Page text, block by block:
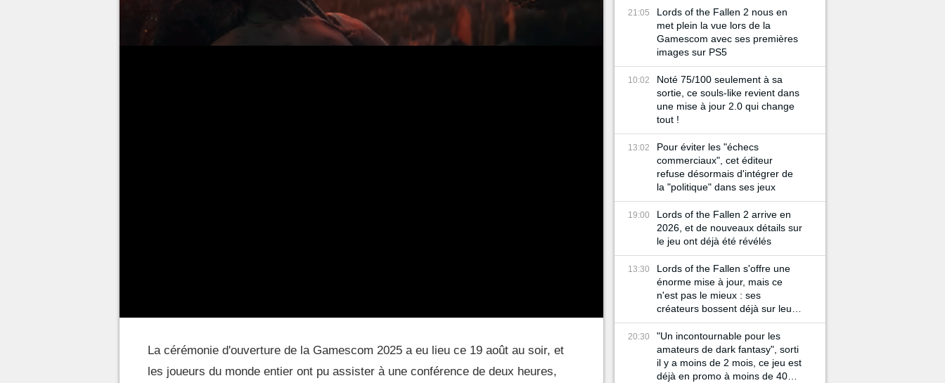
La cérémonie d'ouverture de la Gamescom 2025 a eu lieu ce 19 août au soir, et
les joueurs du monde entier ont pu assister à une conférence de deux heures,
21:05
Lords of the Fallen 2 nous en
met plein la vue lors de la
Gamescom avec ses premières
images sur PS5
10:02
Noté 75/100 seulement à sa
sortie, ce souls-like revient dans
une mise à jour 2.0 qui change
tout !
13:02
Pour éviter les "échecs
commerciaux", cet éditeur
refuse désormais d'intégrer de
la "politique" dans ses jeux
19:00
Lords of the Fallen 2 arrive en
2026, et de nouveaux détails sur
le jeu ont déjà été révélés
13:30
Lords of the Fallen s'offre une
énorme mise à jour, mais ce
n'est pas le mieux : ses
créateurs bossent déjà sur leurs
prochains RPG
20:30
"Un incontournable pour les
amateurs de dark fantasy", sorti
il y a moins de 2 mois, ce jeu est
déjà en promo à moins de 40